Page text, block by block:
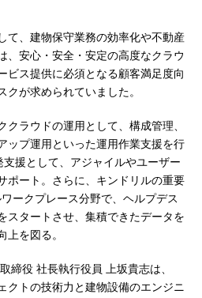
て、建物保守業務の効率化や不動産
、安心・安全・安定の高度なクラウ
ビス提供に必須となる顧客満足度向
クが求められていました。
ラウドの運用として、構成管理、
ップ運用といった運用作業支援を行
援として、アジャイルやユーザー
ポート。さらに、キンドリルの重要
ークプレース分野で、ヘルプデス
スタートさせ、集積できたデータを
上を図る。
締役 社長執行役員 上坂貴志は、
クトの技術力と建物設備のエンジニ